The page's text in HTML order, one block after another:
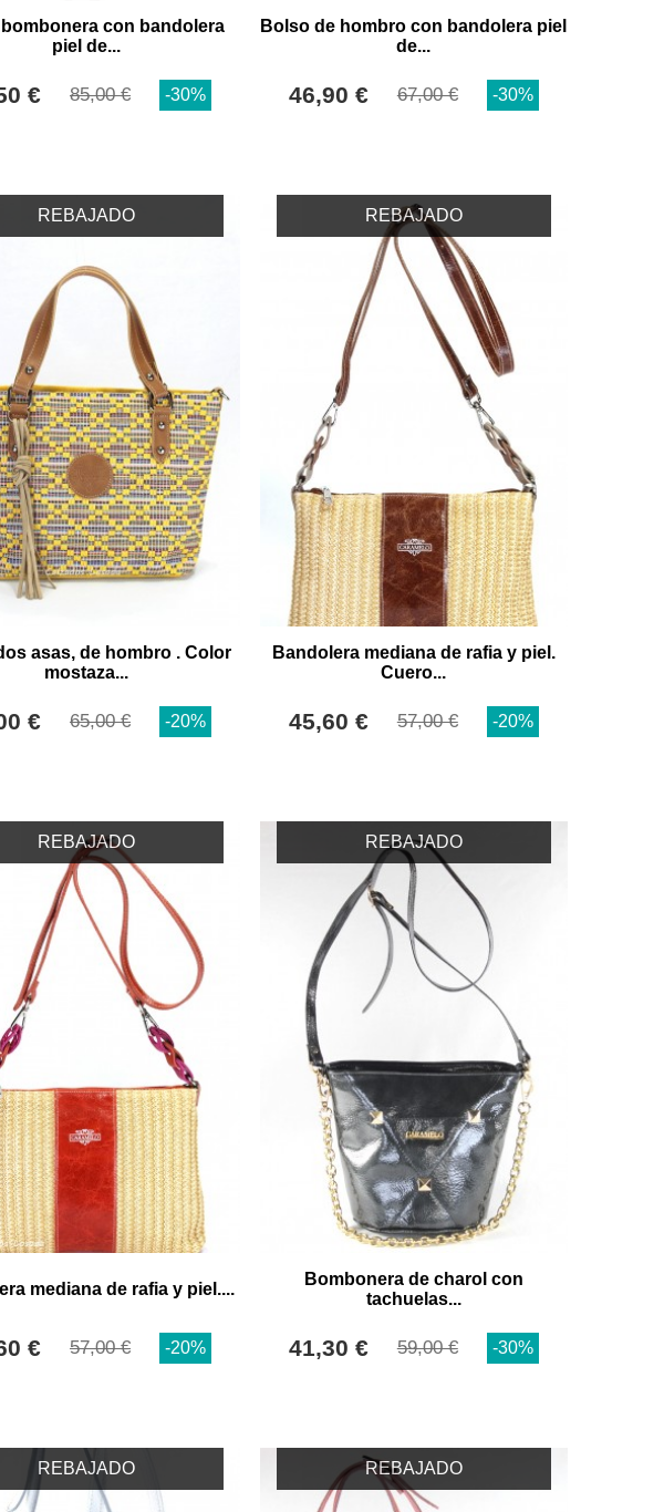
con bandolera
piel de...
€ 85,00 € -30%
Bolso de hombro con bandolera piel
de...
46,90 € 67,00 € -30%
REBAJADO
asas, de hombro . Color
mostaza...
€ 65,00 € -20%
REBAJADO
Bandolera mediana de rafia y piel.
Cuero...
45,60 € 57,00 € -20%
REBAJADO
mediana de rafia y piel....
€ 57,00 € -20%
REBAJADO
Bombonera de charol con
tachuelas...
41,30 € 59,00 € -30%
REBAJADO REBAJADO